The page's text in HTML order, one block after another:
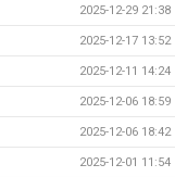
2025-12-29 21:38
2025-12-17 13:52
2025-12-11 14:24
2025-12-06 18:59
2025-12-06 18:42
2025-12-01 11:54